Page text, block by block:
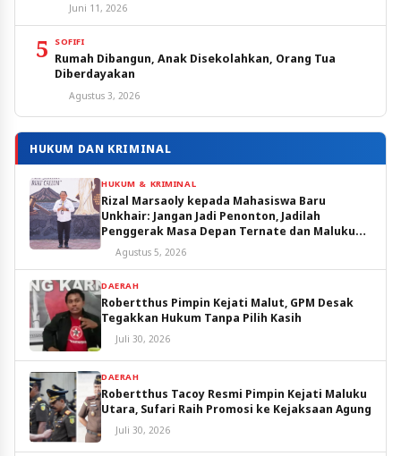
Juni 11, 2026
5 SOFIFI
Rumah Dibangun, Anak Disekolahkan, Orang Tua
Diberdayakan
Agustus 3, 2026
HUKUM DAN KRIMINAL
HUKUM & KRIMINAL
Rizal Marsaoly kepada Mahasiswa Baru
Unkhair: Jangan Jadi Penonton, Jadilah
Penggerak Masa Depan Ternate dan Maluku
Utara
Agustus 5, 2026
DAERAH
Robertthus Pimpin Kejati Malut, GPM Desak
Tegakkan Hukum Tanpa Pilih Kasih
Juli 30, 2026
DAERAH
Robertthus Tacoy Resmi Pimpin Kejati Maluku
Utara, Sufari Raih Promosi ke Kejaksaan Agung
Juli 30, 2026